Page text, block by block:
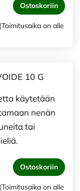
Ostoskoriin
on alle
10 G
käytetään
nenän
tai
Ostoskoriin
on alle